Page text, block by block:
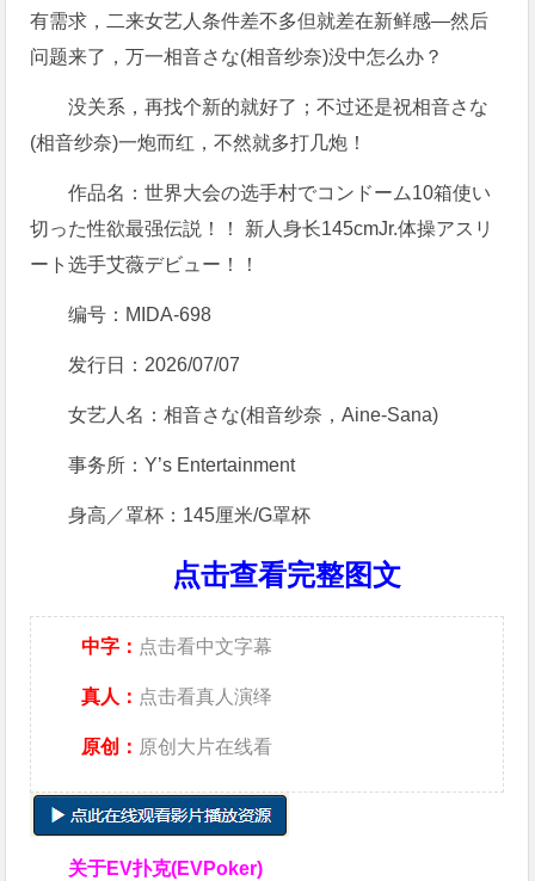
有需求，二来女艺人条件差不多但就差在新鲜感—然后
问题来了，万一相音さな(相音纱奈)没中怎么办？
没关系，再找个新的就好了；不过还是祝相音さな
(相音纱奈)一炮而红，不然就多打几炮！
作品名：世界大会の选手村でコンドーム10箱使い
切った性欲最强伝説！！ 新人身长145cmJr.体操アスリ
ート选手艾薇デビュー！！
编号： MIDA-698
发行日：2026/07/07
女艺人名：相音さな(相音纱奈，Aine-Sana)
事务所：Y’s Entertainment
身高／罩杯：145厘米/G罩杯
点击查看完整图文
中字： 点击看中文字幕
真人： 点击看真人演绎
原创： 原创大片在线看
关于EV扑克(EVPoker)